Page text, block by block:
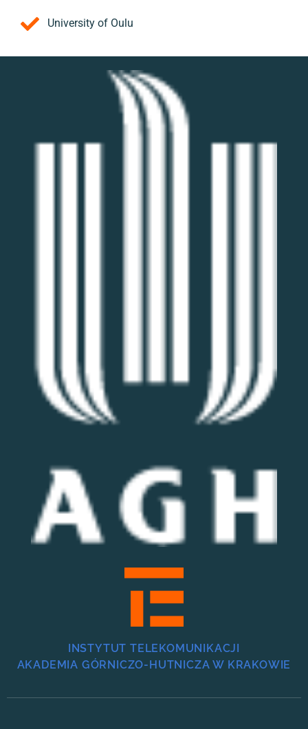
University of Oulu
INSTYTUT TELEKOMUNIKACJI
AKADEMIA GÓRNICZO-HUTNICZA W KRAKOWIE